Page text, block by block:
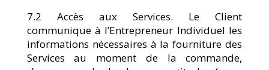
7.2 Accès aux Services. Le Client
communique à l’Entrepreneur Individuel les
informations nécessaires à la fourniture des
Services au moment de la commande,